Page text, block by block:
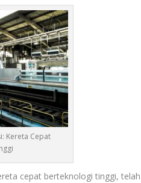
Kereta Cepat
cepat berteknologi tinggi,